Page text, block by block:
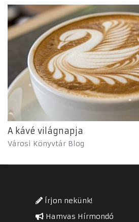
A kávé világnapja
Városi Könyvtár Blog
Írjon nekünk!
Hamvas Hírmondó